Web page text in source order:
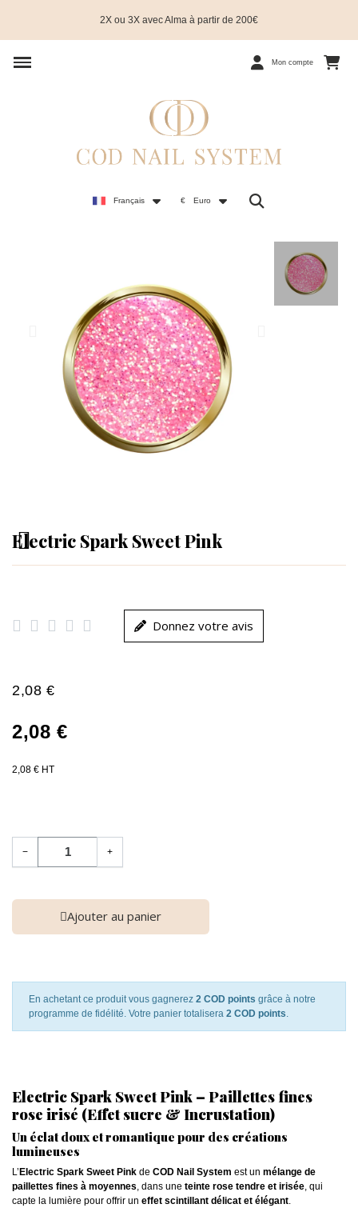
2X ou 3X avec Alma à partir de 200€
Mon compte
Français € Euro
Electric Spark Sweet Pink
     Donnez votre avis
2,08 €
2,08 €
2,08 € HT
− +
Ajouter au panier
En achetant ce produit vous gagnerez 2 COD points grâce à notre
programme de fidélité. Votre panier totalisera 2 COD points.
Electric Spark Sweet Pink – Paillettes fines
rose irisé (Effet sucre & Incrustation)
Un éclat doux et romantique pour des créations
lumineuses
L’Electric Spark Sweet Pink de COD Nail System est un mélange de
paillettes fines à moyennes, dans une teinte rose tendre et irisée, qui
capte la lumière pour offrir un effet scintillant délicat et élégant.